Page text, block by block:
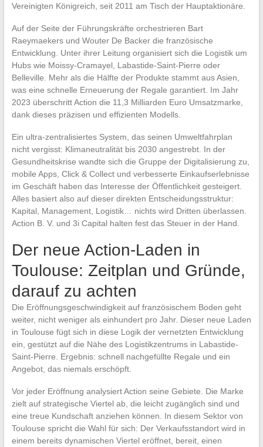
Vereinigten Königreich, seit 2011 am Tisch der Hauptaktionäre.
Auf der Seite der Führungskräfte orchestrieren Bart
Raeymaekers und Wouter De Backer die französische
Entwicklung. Unter ihrer Leitung organisiert sich die Logistik um
Hubs wie Moissy-Cramayel, Labastide-Saint-Pierre oder
Belleville. Mehr als die Hälfte der Produkte stammt aus Asien,
was eine schnelle Erneuerung der Regale garantiert. Im Jahr
2023 überschritt Action die 11,3 Milliarden Euro Umsatzmarke,
dank dieses präzisen und effizienten Modells.
Ein ultra-zentralisiertes System, das seinen Umweltfahrplan
nicht vergisst: Klimaneutralität bis 2030 angestrebt. In der
Gesundheitskrise wandte sich die Gruppe der Digitalisierung zu,
mobile Apps, Click & Collect und verbesserte Einkaufserlebnisse
im Geschäft haben das Interesse der Öffentlichkeit gesteigert.
Alles basiert also auf dieser direkten Entscheidungsstruktur:
Kapital, Management, Logistik… nichts wird Dritten überlassen.
Action B. V. und 3i Capital halten fest das Steuer in der Hand.
Der neue Action-Laden in
Toulouse: Zeitplan und Gründe,
darauf zu achten
Die Eröffnungsgeschwindigkeit auf französischem Boden geht
weiter, nicht weniger als einhundert pro Jahr. Dieser neue Laden
in Toulouse fügt sich in diese Logik der vernetzten Entwicklung
ein, gestützt auf die Nähe des Logistikzentrums in Labastide-
Saint-Pierre. Ergebnis: schnell nachgefüllte Regale und ein
Angebot, das niemals erschöpft.
Vor jeder Eröffnung analysiert Action seine Gebiete. Die Marke
zielt auf strategische Viertel ab, die leicht zugänglich sind und
eine treue Kundschaft anziehen können. In diesem Sektor von
Toulouse spricht die Wahl für sich: Der Verkaufsstandort wird in
einem bereits dynamischen Viertel eröffnet, bereit, einen